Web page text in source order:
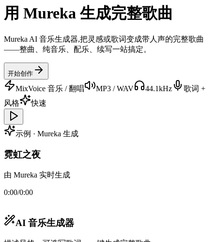
用 Mureka 生成完整歌曲
Mureka AI 音乐生成器,把灵感或歌词变成带人声的完整歌曲
——整曲、纯音乐、配乐、续写一站搞定。
开始创作
MixVoice 音乐 / 翻唱 MP3 / WAV 44.1kHz
歌词 +
风格
快速
示例 · Mureka 生成
霓虹之夜
由 Mureka 实时生成
0:00/0:00
AI 音乐生成器